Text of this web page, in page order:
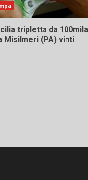
tripletta da 100mila
Misilmeri (PA) vinti